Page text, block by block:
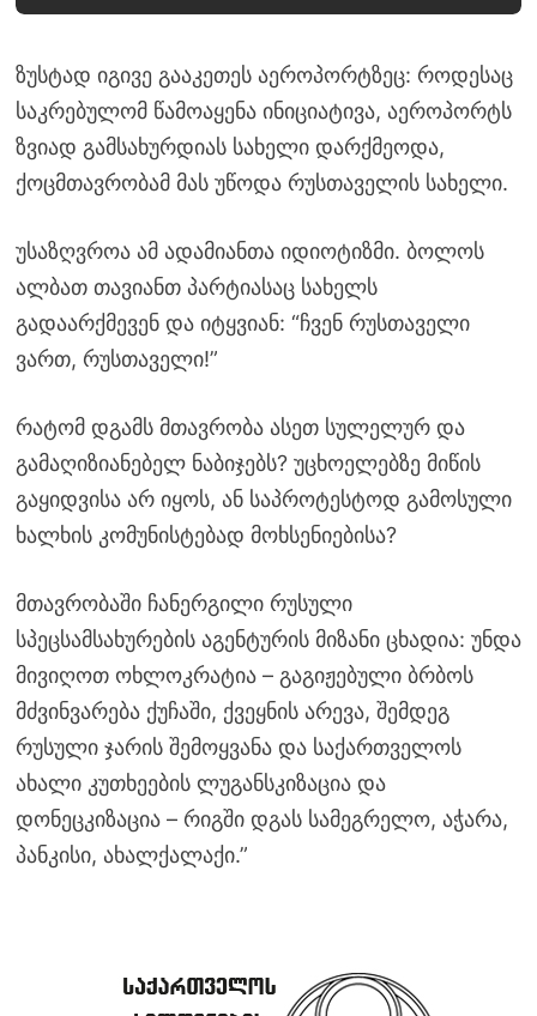
ზუსტად იგივე გააკეთეს აეროპორტზეც: როდესაც
საკრებულომ წამოაყენა ინიციატივა, აეროპორტს
ზვიად გამსახურდიას სახელი დარქმეოდა,
ქოცმთავრობამ მას უწოდა რუსთაველის სახელი.
უსაზღვროა ამ ადამიანთა იდიოტიზმი. ბოლოს
ალბათ თავიანთ პარტიასაც სახელს
გადაარქმევენ და იტყვიან: “ჩვენ რუსთაველი
ვართ, რუსთაველი!”
რატომ დგამს მთავრობა ასეთ სულელურ და
გამაღიზიანებელ ნაბიჯებს? უცხოელებზე მიწის
გაყიდვისა არ იყოს, ან საპროტესტოდ გამოსული
ხალხის კომუნისტებად მოხსენიებისა?
მთავრობაში ჩანერგილი რუსული
სპეცსამსახურების აგენტურის მიზანი ცხადია: უნდა
მივიღოთ ოხლოკრატია – გაგიჟებული ბრბოს
მძვინვარება ქუჩაში, ქვეყნის არევა, შემდეგ
რუსული ჯარის შემოყვანა და საქართველოს
ახალი კუთხეების ლუგანსკიზაცია და
დონეცკიზაცია – რიგში დგას სამეგრელო, აჭარა,
პანკისი, ახალქალაქი.”